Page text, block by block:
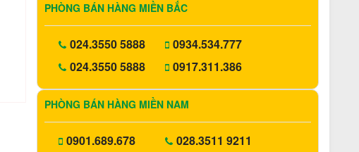
PHÒNG BÁN HÀNG MIỀN BẮC
024.3550 5888
024.3550 5888
0934.534.777
0917.311.386
PHÒNG BÁN HÀNG MIỀN NAM
0901.689.678 028.3511 9211